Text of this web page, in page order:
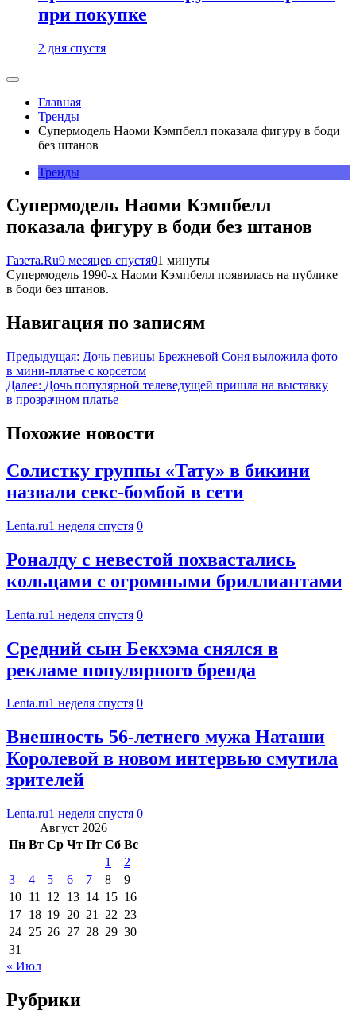
при покупке
2 дня спустя
Главная
Тренды
Супермодель Наоми Кэмпбелл показала фигуру в боди
без штанов
Тренды
Супермодель Наоми Кэмпбелл
показала фигуру в боди без штанов
Газета.Ru9 месяцев спустя01 минуты
Супермодель 1990-х Наоми Кэмпбелл появилась на публике
в боди без штанов.
Навигация по записям
Предыдущая: Дочь певицы Брежневой Соня выложила фото
в мини-платье с корсетом
Далее: Дочь популярной телеведущей пришла на выставку
в прозрачном платье
Похожие новости
Солистку группы «Тату» в бикини
назвали секс-бомбой в сети
Lenta.ru1 неделя спустя 0
Роналду с невестой похвастались
кольцами с огромными бриллиантами
Lenta.ru1 неделя спустя 0
Средний сын Бекхэма снялся в
рекламе популярного бренда
Lenta.ru1 неделя спустя 0
Внешность 56-летнего мужа Наташи
Королевой в новом интервью смутила
зрителей
Lenta.ru1 неделя спустя 0
Август 2026
Пн Вт Ср Чт Пт Сб Вс
1
2
3
4 5 6 7 8
9
10 11 12 13 14 15 16
17 18 19 20 21 22 23
24 25 26 27 28 29 30
31
« Июл
Рубрики